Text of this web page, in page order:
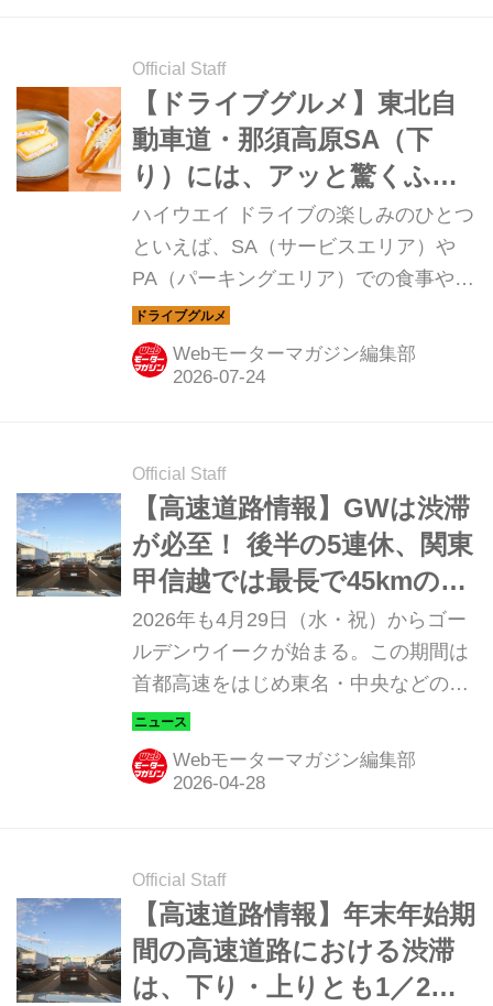
Official Staff
【ドライブグルメ】東北自
動車道・那須高原SA（下
り）には、アッと驚くふた
つのテイクアウトグルメが
ある
ハイウエイ ドライブの楽しみのひとつ
といえば、SA（サービスエリア）や
PA（パーキングエリア）での食事やお
みやげ。今回は東北道の那須高原
SA（下り）のテイクアウト グルメを
紹介しよう。
Webモーターマガジン編集部
Official Staff
【高速道路情報】GWは渋滞
が必至！ 後半の5連休、関東
甲信越では最長で45kmの渋
滞予測も
2026年も4月29日（水・祝）からゴー
ルデンウイークが始まる。この期間は
首都高速をはじめ東名・中央などの高
速道路も渋滞が多くなる。利用する場
合は、早めに情報を収集して余裕を持
ったドライブを検討したい。（タイト
Webモーターマガジン編集部
Official Staff
【高速道路情報】年末年始期
間の高速道路における渋滞
は、下り・上りとも1／2〜3